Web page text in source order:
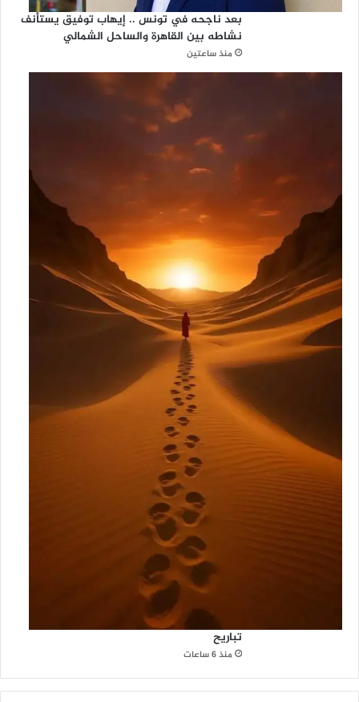
بعد ناجحه في تونس .. إيهاب توفيق يستأنف
نشاطه بين القاهرة والساحل الشمالي
منذ ساعتين
تباريح
منذ 6 ساعات